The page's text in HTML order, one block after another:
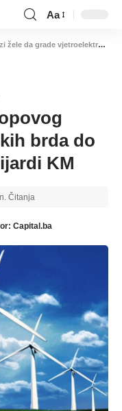
Aa
vjetroelektranu od Popovog polja, preko Trebinjskih brda do Ljubomira od 1,5 milijardi KM
brda do
KM
Capital.ba
Čitanja